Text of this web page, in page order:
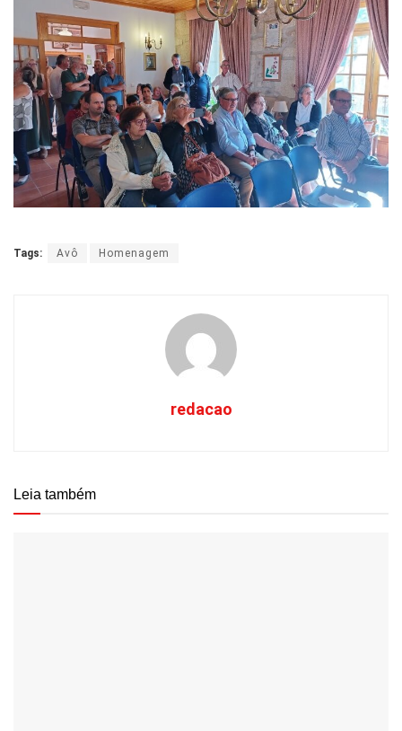
Tags: Avô Homenagem
redacao
Leia também